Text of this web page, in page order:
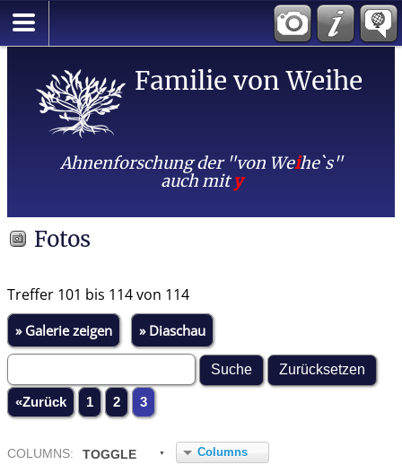
Familie von Weihe
Ahnenforschung der "von Weihe`s"
auch mity
Fotos
Treffer 101 bis 114 von 114
» Galerie zeigen » Diaschau
«Zurück 1 2 3
COL UMNS: TOGGLE Columns